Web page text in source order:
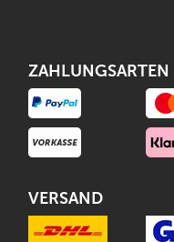
ZAHLUNGSARTEN
VERSAND